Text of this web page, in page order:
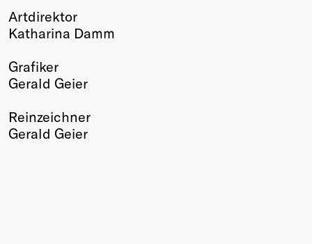
Artdirektor
Katharina Damm
Grafiker
Gerald Geier
Reinzeichner
Gerald Geier